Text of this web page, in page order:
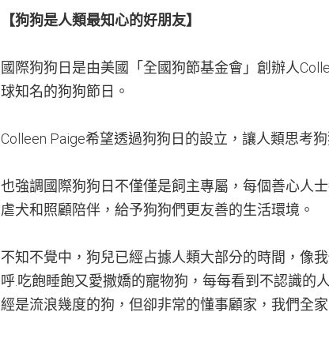
【狗狗是人類最知心的好朋友】
國際狗狗日是由美國「全國狗節基金會」創辦人
球知名的狗狗節日。
Colleen Paige希望透過狗狗日的設立，讓人類思考
也強調國際狗狗日不僅僅是飼主專屬，每個善心人
虐犬和照顧陪伴，給予狗狗們更友善的生活環境。
不知不覺中，狗兒已經占據人類大部分的時間，像
呼.吃飽睡飽又愛撒嬌的寵物狗，每每看到不認識的
經是流浪幾度的狗，但卻非常的懂事顧家，我們全